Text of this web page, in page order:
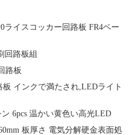
ライスコッカー回路板 FR4ベー
回路板組
路板
板 インクで満たされ,LEDライト
6pcs 温かい黄色い高光LED
板厚さ 電気分解硬金表面処